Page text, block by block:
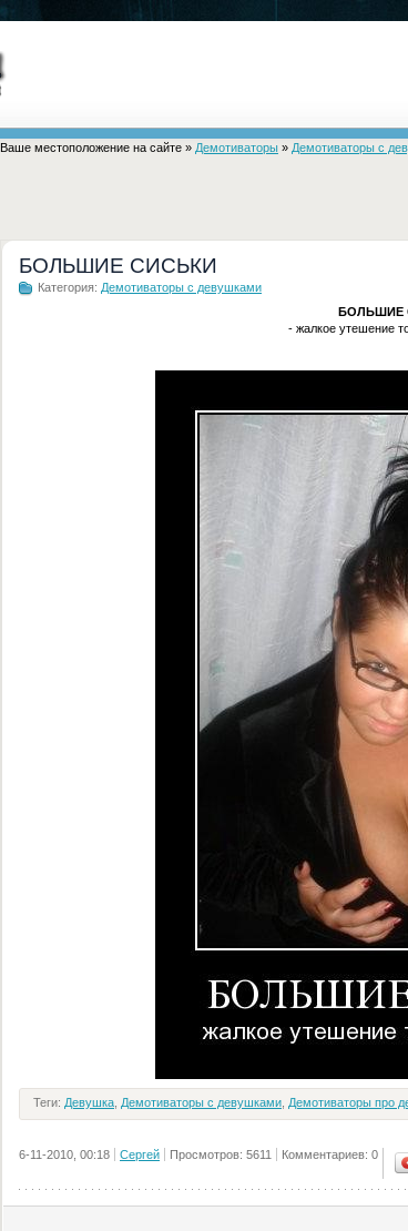
Ваше местоположение на сайте » Демотиваторы » Демотиваторы с
БОЛЬШИЕ СИСЬКИ
Категория: Демотиваторы с девушками
БОЛЬШИЕ
- жалкое утешение
Теги: Девушка Демотиваторы с девушками Демотиваторы про
6-11-2010, 00:18 Сергей Просмотров: 5611 Комментариев: 0